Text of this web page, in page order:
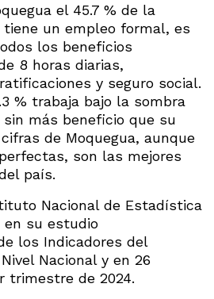
el 45.7 % de la
tiene un empleo formal, es
los beneficios
8 horas diarias,
y seguro social.
% trabaja bajo la sombra
más beneficio que su
de Moquegua, aunque
son las mejores
país.
Nacional de Estadística
en su estudio
los Indicadores del
Nacional y en 26
trimestre de 2024.